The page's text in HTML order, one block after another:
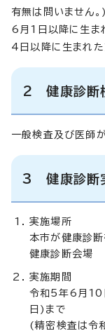
有無は問いません
6月1日以降に生ま
4日以降に生まれた
2 健康診断
一般検査及び医師
3 健康診断
実施場所
本市が健康診
健康診断会場
実施期間
令和5年6月10
日)まで
(精密検査は